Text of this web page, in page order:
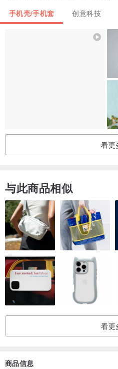
度，让每天的日常生活，都有可爱疗
手机壳/手机套 创意科技
看更
与此商品相似
看更
商品信息